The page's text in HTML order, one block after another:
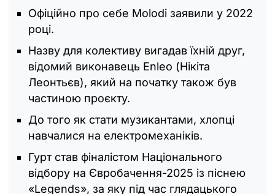
Офіційно про себе Molodi заявили у 2022
році.
Назву для колективу вигадав їхній друг,
відомий виконавець Enleo (Нікіта
Леонтьєв), який на початку також був
частиною проєкту.
До того як стати музикантами, хлопці
навчалися на електромеханіків.
Гурт став фіналістом Національного
відбору на Євробачення-2025 із піснею
«Legends», за яку під час глядацького